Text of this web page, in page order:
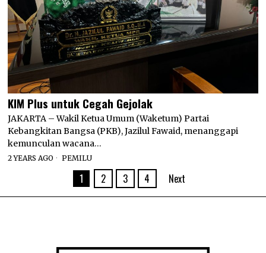
KIM Plus untuk Cegah Gejolak
JAKARTA – Wakil Ketua Umum (Waketum) Partai
Kebangkitan Bangsa (PKB), Jazilul Fawaid, menanggapi
kemunculan wacana…
2 YEARS AGO PEMILU
1 2 3 4 Next